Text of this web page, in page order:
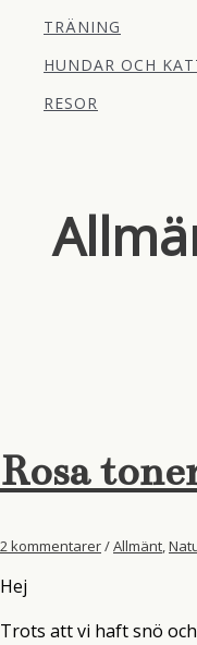
TRÄNING
HUNDAR OCH
RESOR
Rosa
2 kommentarer/Allmänt,
Hej
Trots att vi haft snö